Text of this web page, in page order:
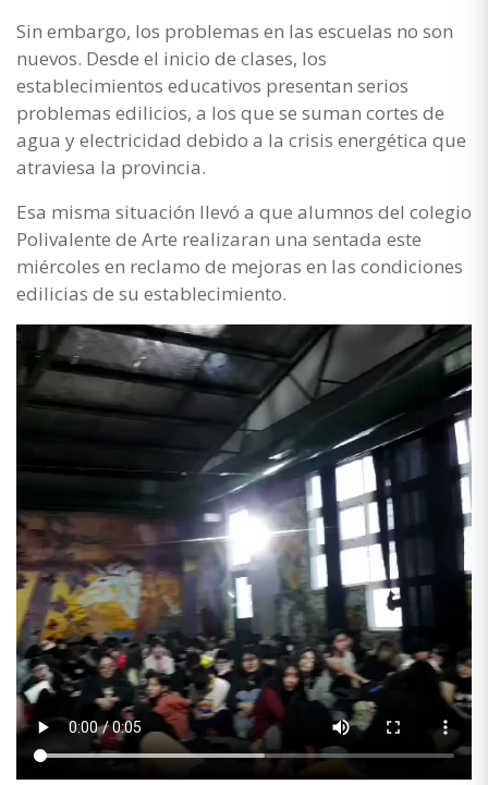
Sin embargo, los problemas en las escuelas no son
nuevos. Desde el inicio de clases, los
establecimientos educativos presentan serios
problemas edilicios, a los que se suman cortes de
agua y electricidad debido a la crisis energética que
atraviesa la provincia.
Esa misma situación llevó a que alumnos del colegio
Polivalente de Arte realizaran una sentada este
miércoles en reclamo de mejoras en las condiciones
edilicias de su establecimiento.